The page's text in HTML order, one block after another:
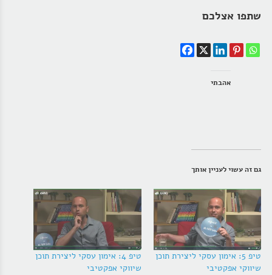
שתפו אצלכם
אהבתי
גם זה עשוי לעניין אותך
טיפ 5: אימון עסקי ליצירת תוכן
שיווקי אפקטיבי
טיפ 4: אימון עסקי ליצירת תוכן
שיווקי אפקטיבי